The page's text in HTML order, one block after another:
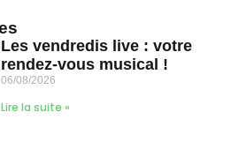
Les vendredis live : votre
rendez-vous musical !
06/08/2026
Lire la suite »